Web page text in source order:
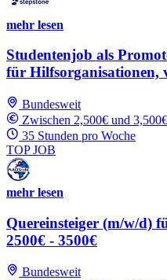
mehr lesen
Studentenjob als
für Hilfsorganisationen,
Bundesweit
Zwischen 2,500€ und
35 Stunden pro Woche
TOP JOB
mehr lesen
Quereinsteiger (m/w/d)
2500€ - 3500€
Bundesweit